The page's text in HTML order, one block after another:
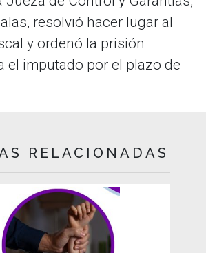
resolvió hacer lugar al
y ordenó la prisión
el imputado por el plazo de
RELACIONADAS